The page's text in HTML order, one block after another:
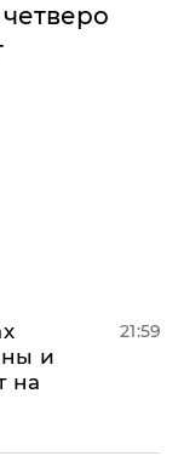
и
на
21:59